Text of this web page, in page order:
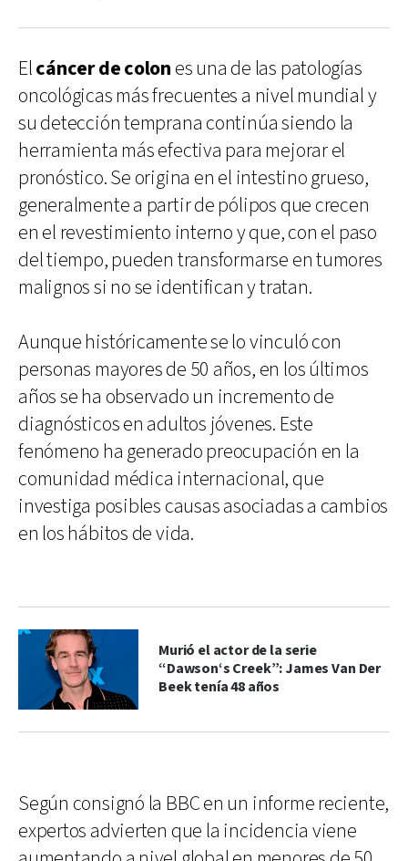
Elcáncer de colon es una de las patologías
oncológicas más frecuentes a nivel mundial y
su detección temprana continúa siendo la
herramienta más efectiva para mejorar el
pronóstico. Se origina en el intestino grueso,
generalmente a partir de pólipos que crecen
en el revestimiento interno y que, con el paso
del tiempo, pueden transformarse en tumores
malignos si no se identifican y tratan.
Aunque históricamente se lo vinculó con
personas mayores de 50 años, en los últimos
años se ha observado un incremento de
diagnósticos en adultos jóvenes. Este
fenómeno ha generado preocupación en la
comunidad médica internacional, que
investiga posibles causas asociadas a cambios
en los hábitos de vida.
Murió el actor de la serie
“Dawson‘s Creek”: James Van Der
Beek tenía 48 años
Según consignó la BBC en un informe reciente,
expertos advierten que la incidencia viene